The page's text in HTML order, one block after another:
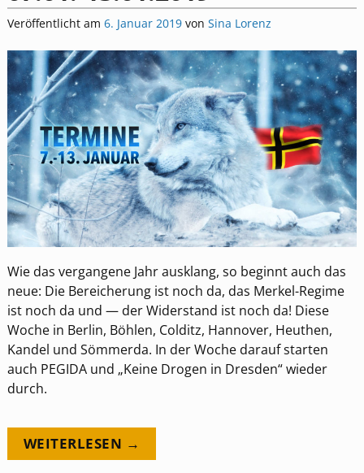
Veröffentlicht am 6. Januar 2019 von Sina Lorenz
Wie das vergangene Jahr ausklang, so beginnt auch das
neue: Die Bereicherung ist noch da, das Merkel-Regime
ist noch da und — der Widerstand ist noch da! Diese
Woche in Berlin, Böhlen, Colditz, Hannover, Heuthen,
Kandel und Sömmerda. In der Woche darauf starten
auch PEGIDA und „Keine Drogen in Dresden“ wieder
durch.
WEITERLESEN →